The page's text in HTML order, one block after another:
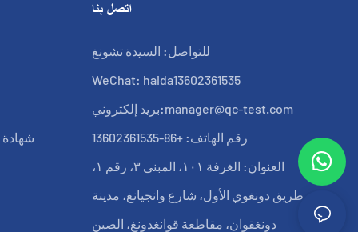
شهادة
اتصل بنا
للتواصل: السيدة تشونغ
WeChat: haida13602361535
بريد إلكتروني:manager@qc-test.com
رقم الهاتف: +86-13602361535
العنوان: الغرفة ١٠١، المبنى ٣، رقم ١،
طريق دونغوي الأول، شارع وانجيانغ، مدينة
دونغقوان، مقاطعة قوانغدونغ، الصين